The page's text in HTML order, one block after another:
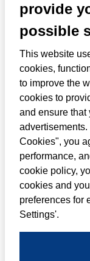
In november
begonnen bij
(LCS),
opkomst. Als
gelijk
iedere
loopt. Ik had
kansen om
LCS.
provide
possible
This website
cookies,
to improve the
cookies to
and ensure that
advertisements.
Cookies", you
performance,
cookie policy,
cookies and
preferences for
Settings'.